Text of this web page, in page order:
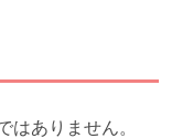
ありません。